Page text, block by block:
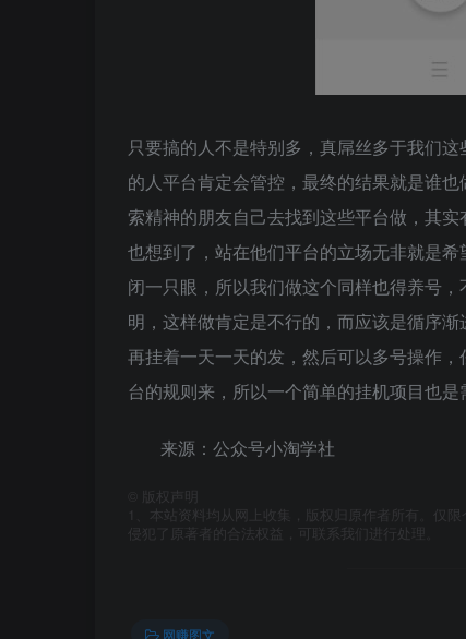
只要搞的人不是特别多，真屌丝多于我们
的人平台肯定会管控，最终的结果就是谁
索精神的朋友自己去找到这些平台做，其
也想到了，站在他们平台的立场无非就是
闭一只眼，所以我们做这个同样也得养号
明，这样做肯定是不行的，而应该是循序
再挂着一天一天的发，然后可以多号操作
台的规则来，所以一个简单的挂机项目也是
来源：公众号小淘学社
版权声明
1、本站资料均从网上收集，版权归原作者所有。仅
侵犯了原著者的合法权益，可联系我们进行处理。
网赚图文